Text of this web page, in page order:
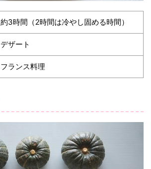
約3時間（2時間は冷やし固める時間）
デザート
フランス料理